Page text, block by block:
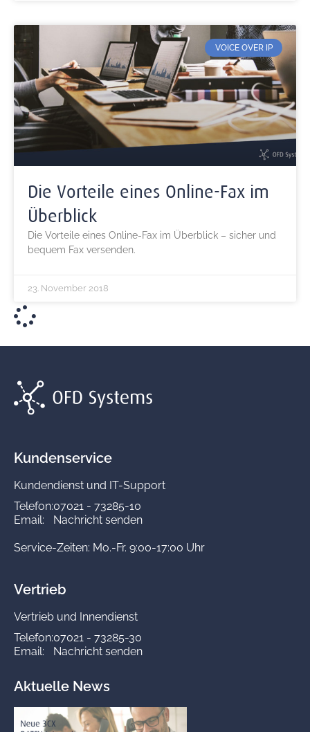
VOICE OVER IP
Die Vorteile eines Online-Fax im
Überblick
Die Vorteile eines Online-Fax im Überblick – sicher und
bequem Fax versenden.
23. November 2018
Kundenservice
Kundendienst und IT-Support
Telefon:07021 - 73285-10
Email:
Nachricht senden
Service-Zeiten: Mo.-Fr. 9:00-17:00 Uhr
Vertrieb
Vertrieb und Innendienst
Telefon:07021 - 73285-30
Email:
Nachricht senden
Aktuelle News